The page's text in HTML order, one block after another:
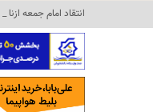
انتقاد امام جمعه ازنا